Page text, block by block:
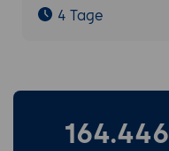
4 Tage
164.446